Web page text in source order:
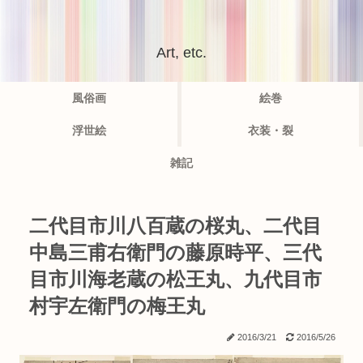
Art, etc.
風俗画 絵巻
浮世絵 衣装・裂
雑記
二代目市川八百蔵の桜丸、二代目
中島三甫右衛門の藤原時平、三代
目市川海老蔵の松王丸、九代目市
村宇左衛門の梅王丸
2016/3/21 2016/5/26